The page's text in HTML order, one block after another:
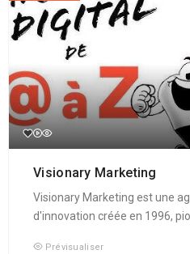
Visionary Marketing
Visionary Marketing est une
d'innovation créée en 1996,
Prévisualiser